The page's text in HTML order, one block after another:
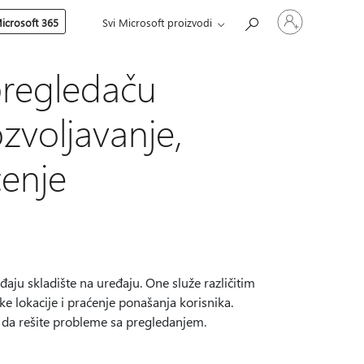
365 Svi Microsoft proizvodi
Prijavite
se
skladište na uređaju. One služe različitim
lokacije i praćenje ponašanja korisnika.
rešite probleme sa pregledanjem.